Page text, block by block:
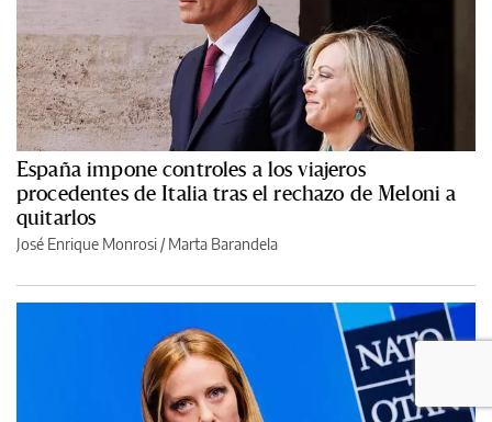
España impone controles a los viajeros
procedentes de Italia tras el rechazo de Meloni a
quitarlos
José Enrique Monrosi /Marta Barandela